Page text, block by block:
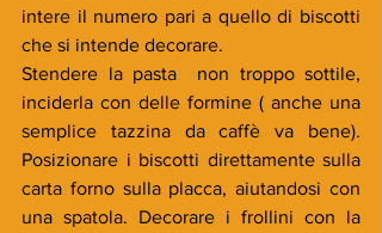
intere il numero pari a quello di biscotti
che si intende decorare.
Stendere la pasta  non troppo sottile,
inciderla con delle formine ( anche una
semplice tazzina da caffè va bene).
Posizionare i biscotti direttamente sulla
carta forno sulla placca, aiutandosi con
una spatola. Decorare i frollini con la